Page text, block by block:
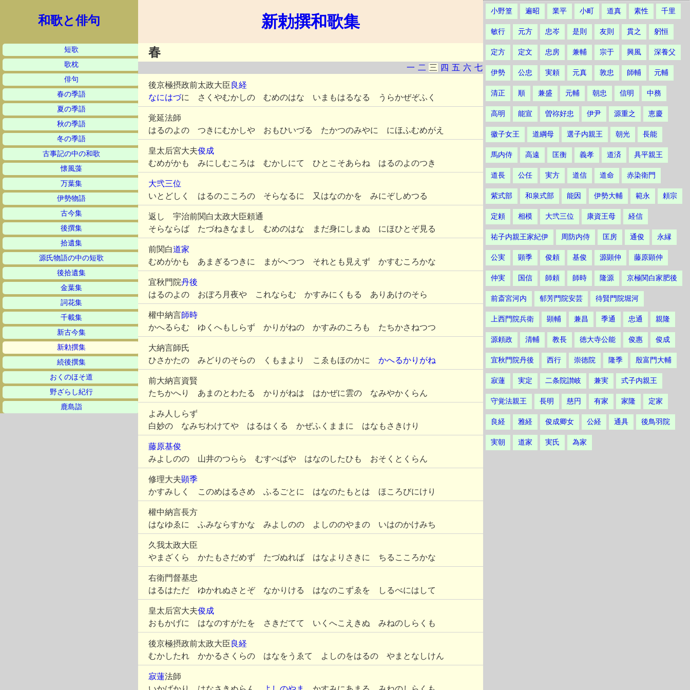
和歌と俳句
短歌
歌枕
俳句
春の季語
夏の季語
秋の季語
冬の季語
古事記の中の和歌
懐風藻
万葉集
伊勢物語
古今集
後撰集
拾遺集
源氏物語の中の短歌
後拾遺集
金葉集
詞花集
千載集
新古今集
新勅撰集
続後撰集
おくのほそ道
野ざらし紀行
鹿島詣
新勅撰和歌集
春
一 二 三 四 五 六 七
後京極摂政前太政大臣良経
なにはづに さくやむかしの むめのはな いまもはるなる うらかぜぞふく
覚延法師
はるのよの つきにむかしや おもひいづる たかつのみやに にほふむめがえ
皇太后宮大夫俊成
むめがかも みにしむころは むかしにて ひとこそあらね はるのよのつき
大弐三位
いとどしく はるのこころの そらなるに 又はなのかを みにぞしめつる
返し 宇治前関白太政大臣頼通
そらならば たづねきなまし むめのはな まだ身にしまぬ にほひとぞ見る
前関白道家
むめがかも あまぎるつきに まがへつつ それとも見えず かすむころかな
宜秋門院丹後
はるのよの おぼろ月夜や これならむ かすみにくもる ありあけのそら
權中納言師時
かへるらむ ゆくへもしらず かりがねの かすみのころも たちかさねつつ
大納言師氏
ひさかたの みどりのそらの くもまより こゑもほのかに かへるかりがね
前大納言資賢
たちかへり あまのとわたる かりがねは はかぜに雲の なみやかくらん
よみ人しらず
白妙の なみぢわけてや はるはくる かぜふくままに はなもさきけり
藤原基俊
みよしのの 山井のつらら むすべばや はなのしたひも おそくとくらん
修理大夫顕季
かすみしく このめはるさめ ふるごとに はなのたもとは ほころびにけり
權中納言長方
はなゆゑに ふみならすかな みよしのの よしののやまの いはのかけみち
久我太政大臣
やまざくら かたもさだめず たづぬれば はなよりさきに ちるこころかな
右衛門督基忠
はるはただ ゆかれぬさとぞ なかりける はなのこずゑを しるべにはして
皇太后宮大夫俊成
おもかげに はなのすがたを さきだてて いくへこえきぬ みねのしらくも
後京極摂政前太政大臣良経
むかしたれ かかるさくらの はなをうゑて よしのをはるの やまとなしけん
寂蓮法師
小野篁 遍昭 業平 小町 道真 素性 千里
敏行 元方 忠岑 是則 友則 貫之 躬恒
定方 定文 忠房 兼輔 宗于 興風 深養父
伊勢 公忠 実頼 元真 敦忠 師輔 元輔
清正 順 兼盛 元輔 朝忠 信明 中務
高明 能宣 曽祢好忠 伊尹 源重之 恵慶
徽子女王 道綱母 選子内親王 朝光 長能
馬内侍 高遠 匡衡 義孝 道済 具平親王
道長 公任 実方 道信 道命 赤染衛門
紫式部 和泉式部 能因 伊勢大輔 範永 頼宗
定頼 相模 大弐三位 康資王母 経信
祐子内親王家紀伊 周防内侍 匡房 通俊 永縁
公実 顕季 俊頼 基俊 源顕仲 藤原顕仲
仲実 国信 師頼 師時 隆源 京極関白家肥後
前斎宮河内 郁芳門院安芸 待賢門院堀河
上西門院兵衛 顕輔 兼昌 季通 忠通 親隆
源頼政 清輔 教長 徳大寺公能 俊惠 俊成
宜秋門院丹後 西行 崇徳院 隆季 殷富門大輔
寂蓮 実定 二条院讃岐 兼実 式子内親王
守覚法親王 長明 慈円 有家 家隆 定家
良経 雅経 俊成卿女 公経 通具 後鳥羽院
実朝 道家 実氏 為家